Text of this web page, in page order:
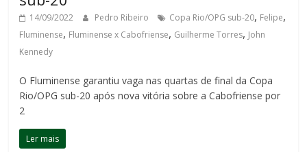
14/09/2022 Pedro Ribeiro Copa Rio/OPG sub-20, Felipe,
Fluminense, Fluminense x Cabofriense, Guilherme Torres, John
Kennedy
O Fluminense garantiu vaga nas quartas de final da Copa
Rio/OPG sub-20 após nova vitória sobre a Cabofriense por
2
Ler mais